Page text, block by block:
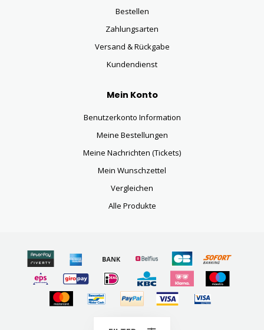
Bestellen
Zahlungsarten
Versand & Rückgabe
Kundendienst
Mein Konto
Benutzerkonto Information
Meine Bestellungen
Meine Nachrichten (Tickets)
Mein Wunschzettel
Vergleichen
Alle Produkte
© Copyright 2026